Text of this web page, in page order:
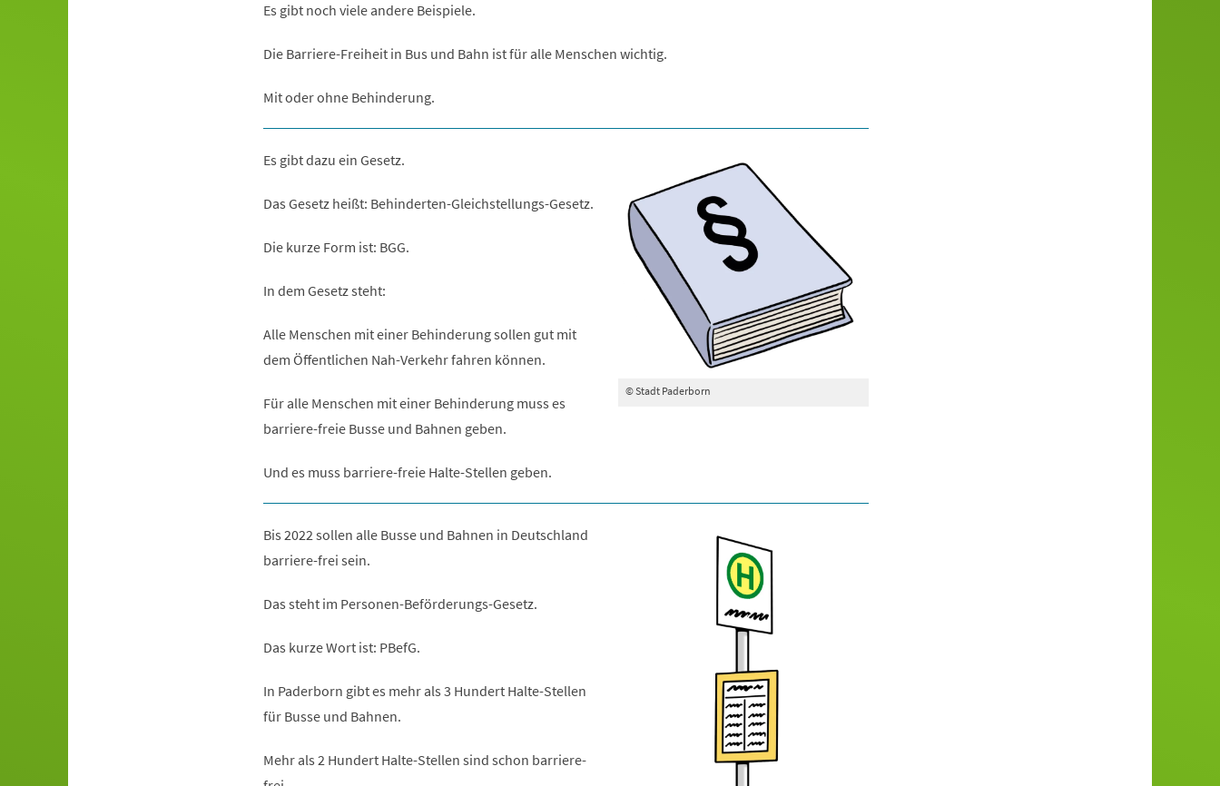
Es gibt noch viele andere Beispiele.
Die Barriere-Freiheit in Bus und Bahn ist für alle Menschen wichtig.
Mit oder ohne Behinderung.
© Stadt Paderborn
Es gibt dazu ein Gesetz.
Das Gesetz heißt: Behinderten-Gleichstellungs-Gesetz.
Die kurze Form ist: BGG.
In dem Gesetz steht:
Alle Menschen mit einer Behinderung sollen gut mit
dem Öffentlichen Nah-Verkehr fahren können.
Für alle Menschen mit einer Behinderung muss es
barriere-freie Busse und Bahnen geben.
Und es muss barriere-freie Halte-Stellen geben.
Bis 2022 sollen alle Busse und Bahnen in Deutschland
barriere-frei sein.
Das steht im Personen-Beförderungs-Gesetz.
Das kurze Wort ist: PBefG.
In Paderborn gibt es mehr als 3 Hundert Halte-Stellen
für Busse und Bahnen.
Mehr als 2 Hundert Halte-Stellen sind schon barriere-